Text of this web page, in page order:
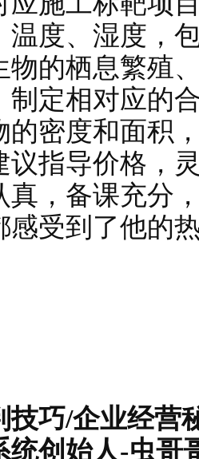
树枝落叶及含
殖力很强，每
可产8万多只，
们危害会体现
及对农作物和
蚀金属和混凝
倒塌。防治作